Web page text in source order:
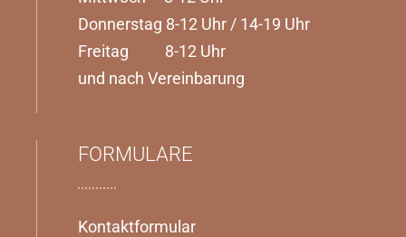
Donnerstag 8-12 Uhr / 14-19 Uhr
Freitag 8-12 Uhr
und nach Vereinbarung
FORMULARE
Kontaktformular